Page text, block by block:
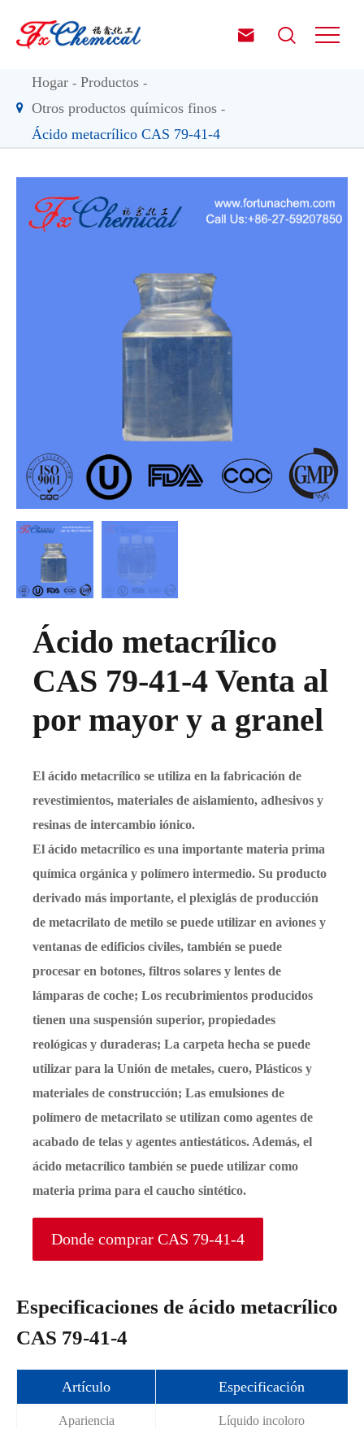
 
Hogar
Productos
Otros productos químicos finos
Ácido metacrílico CAS 79-41-4
Ácido metacrílico
CAS 79-41-4 Venta al
por mayor y a granel
El ácido metacrílico se utiliza en la fabricación de
revestimientos, materiales de aislamiento, adhesivos y
resinas de intercambio iónico.
El ácido metacrílico es una importante materia prima
química orgánica y polímero intermedio. Su producto
derivado más importante, el plexiglás de producción
de metacrilato de metilo se puede utilizar en aviones y
ventanas de edificios civiles, también se puede
procesar en botones, filtros solares y lentes de
lámparas de coche; Los recubrimientos producidos
tienen una suspensión superior, propiedades
reológicas y duraderas; La carpeta hecha se puede
utilizar para la Unión de metales, cuero, Plásticos y
materiales de construcción; Las emulsiones de
polímero de metacrilato se utilizan como agentes de
acabado de telas y agentes antiestáticos. Además, el
ácido metacrílico también se puede utilizar como
materia prima para el caucho sintético.
Donde comprar CAS 79-41-4
Especificaciones de ácido metacrílico
CAS 79-41-4
Artículo Especificación
Apariencia Líquido incoloro